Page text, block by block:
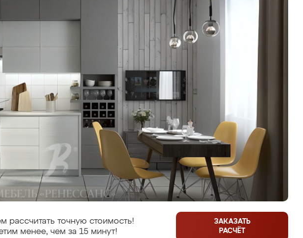
рассчитать точную стоимость!
менее, чем за 15 минут!
ЗАКАЗАТЬ
РАСЧЁТ